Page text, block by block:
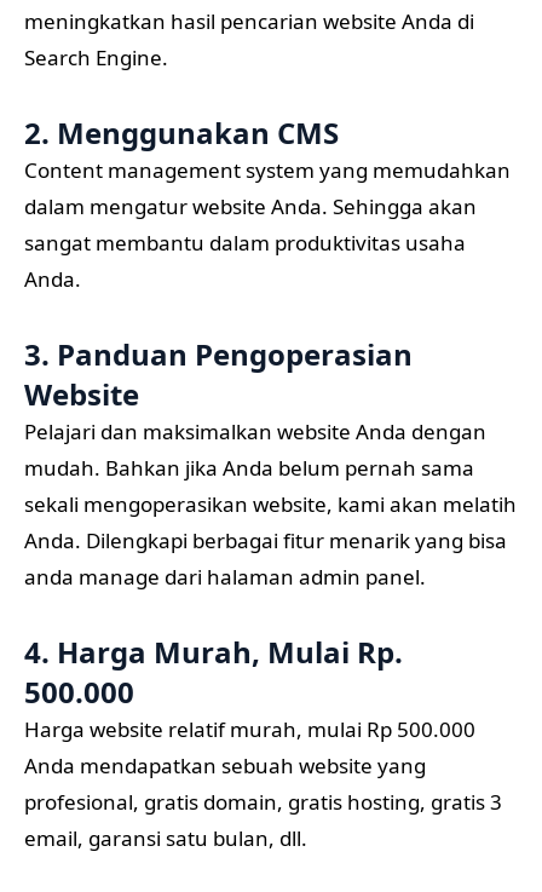
meningkatkan hasil pencarian website Anda di
Search Engine.
2. Menggunakan CMS
Content management system yang memudahkan
dalam mengatur website Anda. Sehingga akan
sangat membantu dalam produktivitas usaha
Anda.
3. Panduan Pengoperasian
Website
Pelajari dan maksimalkan website Anda dengan
mudah. Bahkan jika Anda belum pernah sama
sekali mengoperasikan website, kami akan melatih
Anda. Dilengkapi berbagai fitur menarik yang bisa
anda manage dari halaman admin panel.
4. Harga Murah, Mulai Rp.
500.000
Harga website relatif murah, mulai Rp 500.000
Anda mendapatkan sebuah website yang
profesional, gratis domain, gratis hosting, gratis 3
email, garansi satu bulan, dll.